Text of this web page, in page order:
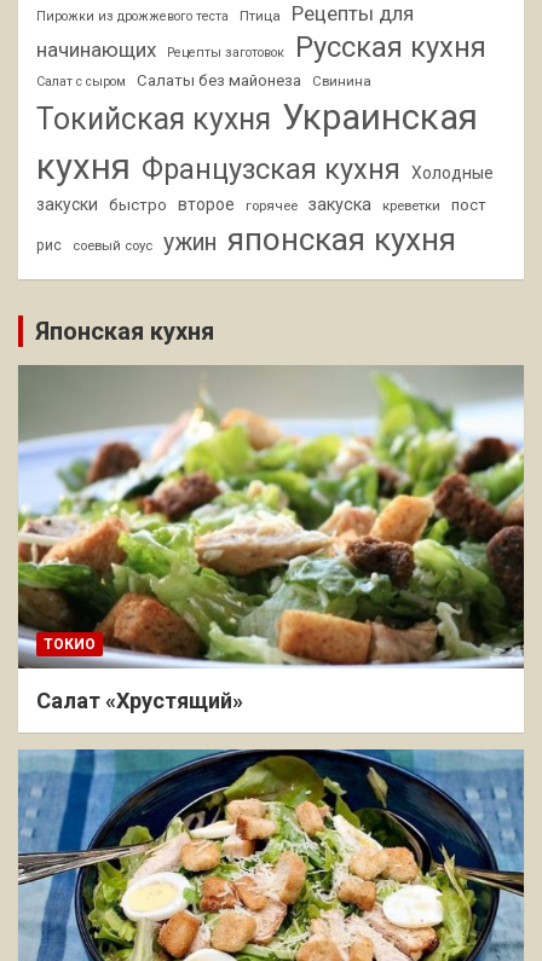
Пирожки из дрожжевого теста Птица
Рецепты для
начинающих
Рецепты заготовок Русская кухня
Салат с сыром Салаты без майонеза Свинина
Токийская кухня Украинская
кухня Французская кухня
Холодные
закуски
быстро второе горячее закуска креветки пост
рис соевый соус ужин японская кухня
Японская кухня
ТОКИО
Салат «Хрустящий»